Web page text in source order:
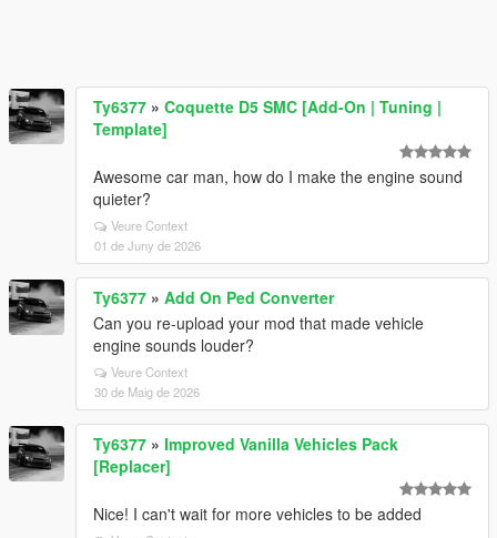
Ty6377 » Coquette D5 SMC [Add-On | Tuning |
Template]
Awesome car man, how do I make the engine sound
quieter?
Veure Context
01 de Juny de 2026
Ty6377 » Add On Ped Converter
Can you re-upload your mod that made vehicle
engine sounds louder?
Veure Context
30 de Maig de 2026
Ty6377 » Improved Vanilla Vehicles Pack
[Replacer]
Nice! I can't wait for more vehicles to be added